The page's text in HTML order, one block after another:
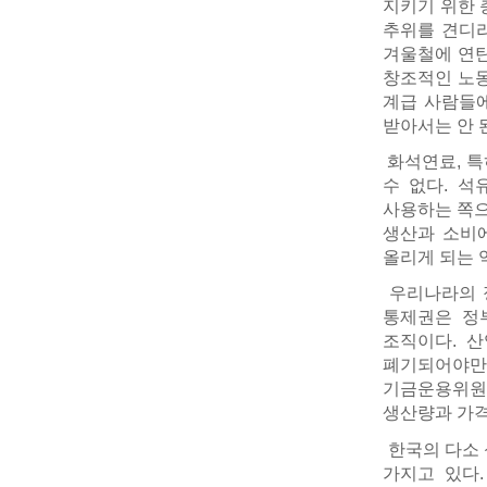
지키기 위한
추위를 견디
겨울철에 연
창조적인 노
계급 사람들
받아서는 안
화석연료,
수 없다. 석
사용하는 쪽
생산과 소비
올리게 되는
우리나라의
통제권은
조직이다.
폐기되어야
기금운용위
생산량과 가
한국의 다소
가지고 있